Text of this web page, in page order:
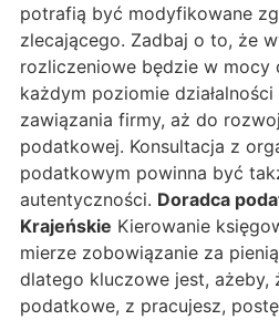
potrafią być modyfikowane
zlecającego. Zadbaj o to, że
rozliczeniowe będzie w mocy
każdym poziomie
zawiązania firmy, aż do
podatkowej. Konsultacja z
podatkowym powinna być
autentyczności. Doradca
Krajeńskie Kierowanie
mierze zobowiązanie za
dlatego kluczowe jest, ażeby,
podatkowe, z pracujesz,